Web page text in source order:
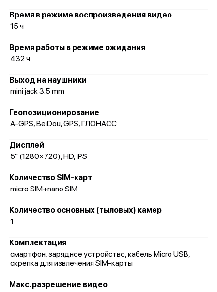
Время в режиме воспроизведения видео
15 ч
Время работы в режиме ожидания
432 ч
Выход на наушники
mini jack 3.5 mm
Геопозиционирование
A-GPS, BeiDou, GPS, ГЛОНАСС
Дисплей
5" (1280×720), HD, IPS
Количество SIM-карт
micro SIM+nano SIM
Количество основных (тыловых) камер
1
Комплектация
смартфон, зарядное устройство, кабель Micro USB,
скрепка для извлечения SIM-карты
Макс. разрешение видео